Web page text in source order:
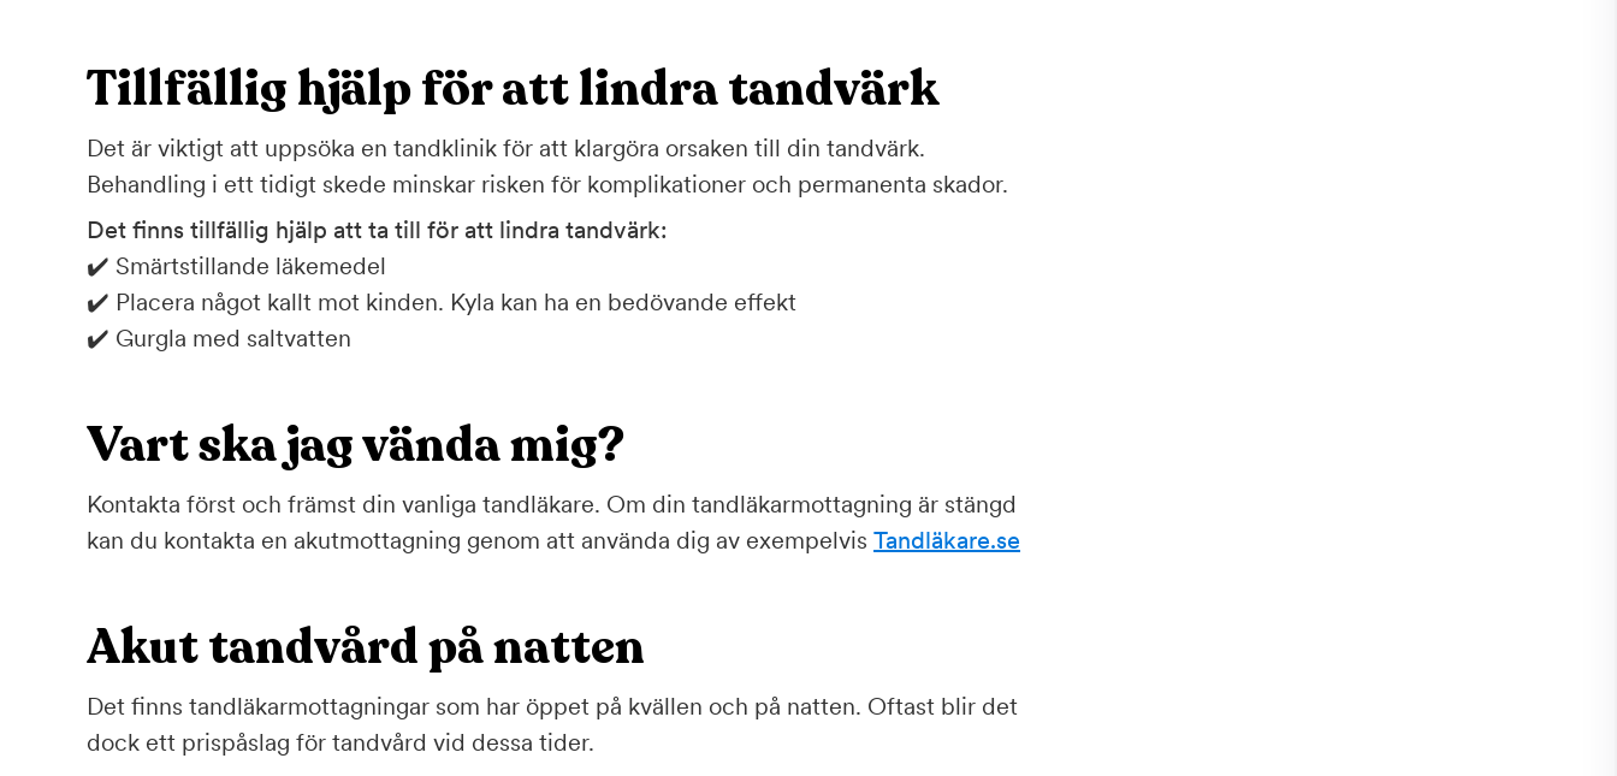
Tillfällig hjälp för att lindra tandvärk
Det är viktigt att uppsöka en tandklinik för att klargöra orsaken till din tandvärk.
Behandling i ett tidigt skede minskar risken för komplikationer och permanenta skador.
Det finns tillfällig hjälp att ta till för att lindra tandvärk:
✔️ Smärtstillande läkemedel
✔️ Placera något kallt mot kinden. Kyla kan ha en bedövande effekt
✔️ Gurgla med saltvatten
Vart ska jag vända mig?
Kontakta först och främst din vanliga tandläkare. Om din tandläkarmottagning är stängd
kan du kontakta en akutmottagning genom att använda dig av exempelvis Tandläkare.se
Akut tandvård på natten
Det finns tandläkarmottagningar som har öppet på kvällen och på natten. Oftast blir det
dock ett prispåslag för tandvård vid dessa tider.